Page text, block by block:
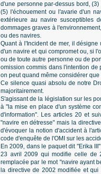
d'une personne par-dessus bord,
(5) l'échouement ou l'avarie d'un
extérieure au navire susceptibles
dommages graves à
ou des navires.
Quant à l'Incident de mer, il
d'un navire et qui compromet ou, si
ou de toute autre personne ou de
omission commis dans l'intention de
on peut quand même considérer
Ce silence quasi absolu de notre
majoritairement.
S'agissant de la législation sur les
à "la mise en place d'un système
d'information". Les articles 20 et
"navire en détresse" mais la
d'évoquer la notion d'accident à
code d'enquête de l'OMI sur les
En 2009, dans le paquet dit "Erika
23 avril 2009 qui modifie celle de
remplacée par le mot "navire ayant
la directive de 2002 modifiée et